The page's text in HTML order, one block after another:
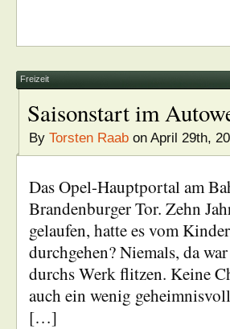
Freizeit
Saisonstart im
By Torsten Raab on April 29th,
Das Opel-Hauptportal am
Brandenburger Tor. Zehn
gelaufen, hatte es vom
durchgehen? Niemals, da
durchs Werk flitzen. Keine
auch ein wenig
[…]